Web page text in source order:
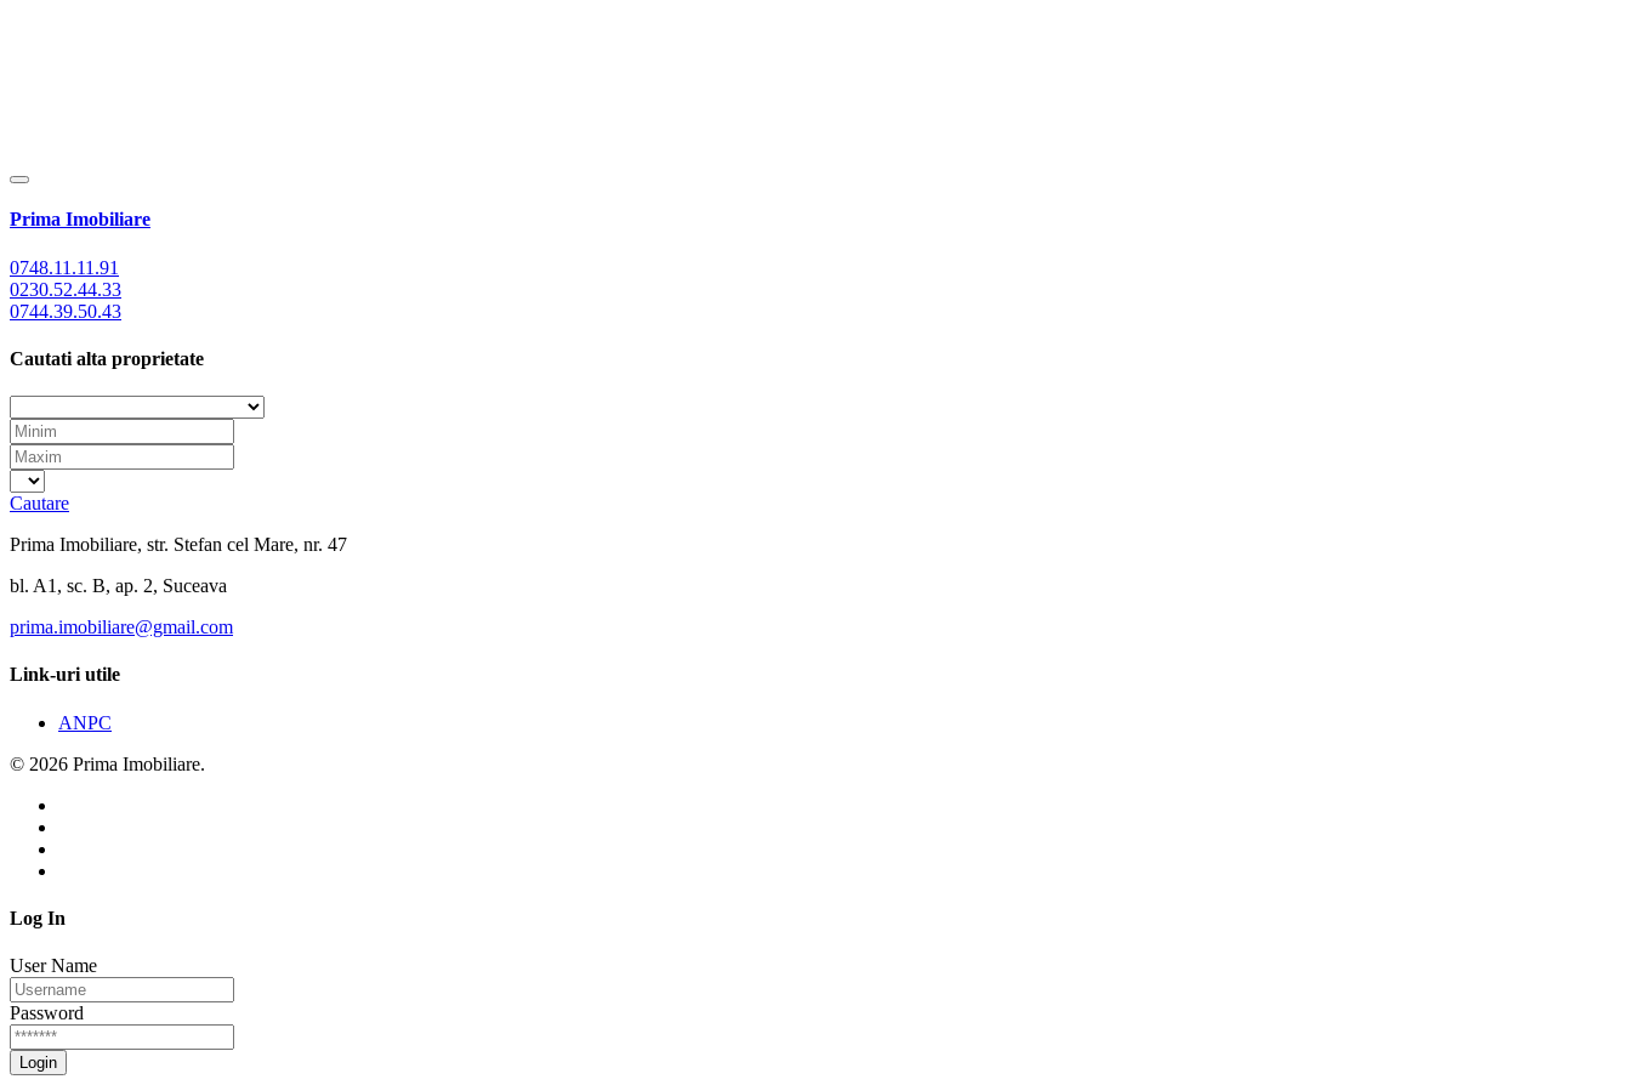
Prima Imobiliare
0748.11.11.91
0230.52.44.33
0744.39.50.43
Cautati alta proprietate
Cautare
Prima Imobiliare, str. Stefan cel Mare, nr. 47
bl. A1, sc. B, ap. 2, Suceava
prima.imobiliare@gmail.com
Link-uri utile
ANPC
© 2026 Prima Imobiliare.
Log In
User Name
Password
Login